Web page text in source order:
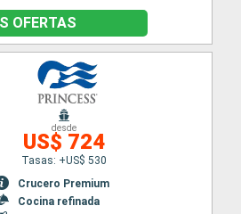
OFERTAS
desde
US$ 724
Tasas: +US$ 530
Crucero Premium
Cocina refinada